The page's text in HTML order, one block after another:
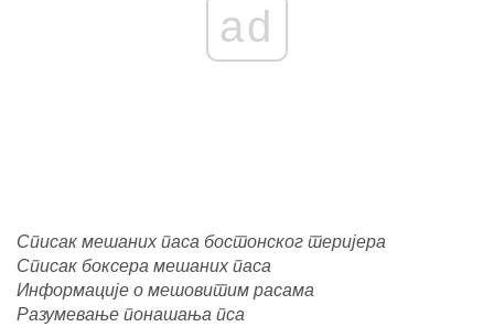
ad
Списак мешаних паса бостонског теријера
Списак боксера мешаних паса
Информације о мешовитим расама
Разумевање понашања пса